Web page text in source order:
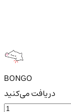
BONGO
دریافت می‌کنید